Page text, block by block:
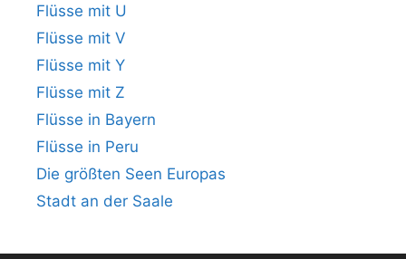
Flüsse mit U
Flüsse mit V
Flüsse mit Y
Flüsse mit Z
Flüsse in Bayern
Flüsse in Peru
Die größten Seen Europas
Stadt an der Saale